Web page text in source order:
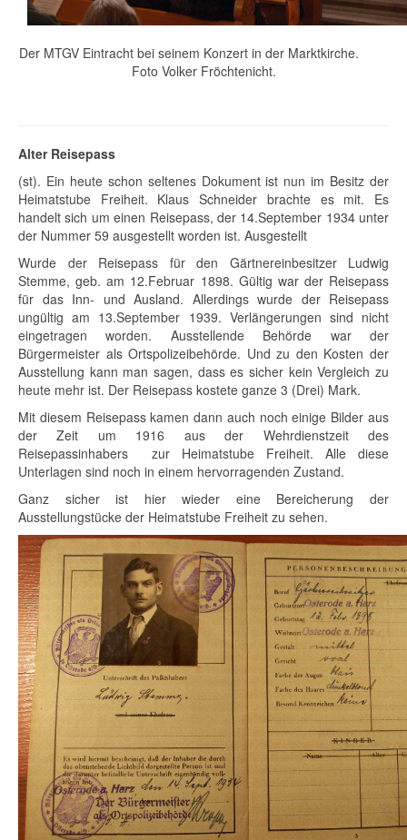
Der MTGV Eintracht bei seinem Konzert in der Marktkirche.
Foto Volker Fröchtenicht.
Alter Reisepass
(st). Ein heute schon seltenes Dokument ist nun im Besitz der
Heimatstube Freiheit. Klaus Schneider brachte es mit. Es
handelt sich um einen Reisepass, der 14.September 1934 unter
der Nummer 59 ausgestellt worden ist. Ausgestellt
Wurde der Reisepass für den Gärtnereinbesitzer Ludwig
Stemme, geb. am 12.Februar 1898. Gültig war der Reisepass
für das Inn- und Ausland. Allerdings wurde der Reisepass
ungültig am 13.September 1939. Verlängerungen sind nicht
eingetragen worden. Ausstellende Behörde war der
Bürgermeister als Ortspolizeibehörde. Und zu den Kosten der
Ausstellung kann man sagen, dass es sicher kein Vergleich zu
heute mehr ist. Der Reisepass kostete ganze 3 (Drei) Mark.
Mit diesem Reisepass kamen dann auch noch einige Bilder aus
der Zeit um 1916 aus der Wehrdienstzeit des
Reisepassinhabers zur Heimatstube Freiheit. Alle diese
Unterlagen sind noch in einem hervorragenden Zustand.
Ganz sicher ist hier wieder eine Bereicherung der
Ausstellungstücke der Heimatstube Freiheit zu sehen.